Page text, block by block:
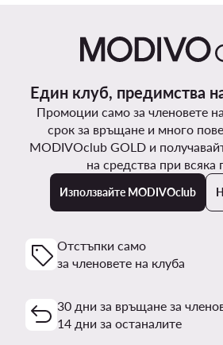
Един клуб, предимства
Промоции само за членовете
срок за връщане и много
MODIVOclub GOLD и
на средства при всяка
Използвайте MODIVOclub
Отстъпки само
за членовете на клуба
30 дни за връщане за
14 дни за останалите